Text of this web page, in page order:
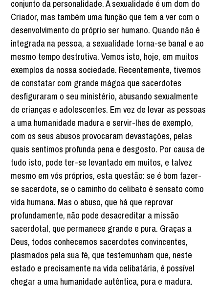
conjunto da personalidade. A sexualidade é um dom do
Criador, mas também uma função que tem a ver com o
desenvolvimento do próprio ser humano. Quando não é
integrada na pessoa, a sexualidade torna-se banal e ao
mesmo tempo destrutiva. Vemos isto, hoje, em muitos
exemplos da nossa sociedade. Recentemente, tivemos
de constatar com grande mágoa que sacerdotes
desfiguraram o seu ministério, abusando sexualmente
de crianças e adolescentes. Em vez de levar as pessoas
a uma humanidade madura e servir-lhes de exemplo,
com os seus abusos provocaram devastações, pelas
quais sentimos profunda pena e desgosto. Por causa de
tudo isto, pode ter-se levantado em muitos, e talvez
mesmo em vós próprios, esta questão: se é bom fazer-
se sacerdote, se o caminho do celibato é sensato como
vida humana. Mas o abuso, que há que reprovar
profundamente, não pode desacreditar a missão
sacerdotal, que permanece grande e pura. Graças a
Deus, todos conhecemos sacerdotes convincentes,
plasmados pela sua fé, que testemunham que, neste
estado e precisamente na vida celibatária, é possível
chegar a uma humanidade autêntica, pura e madura.